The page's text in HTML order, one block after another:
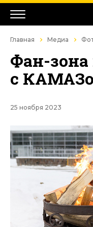
Главная Медиа
Фан-
с
25 ноября 2023